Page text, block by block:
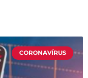
CORONAVÍRUS